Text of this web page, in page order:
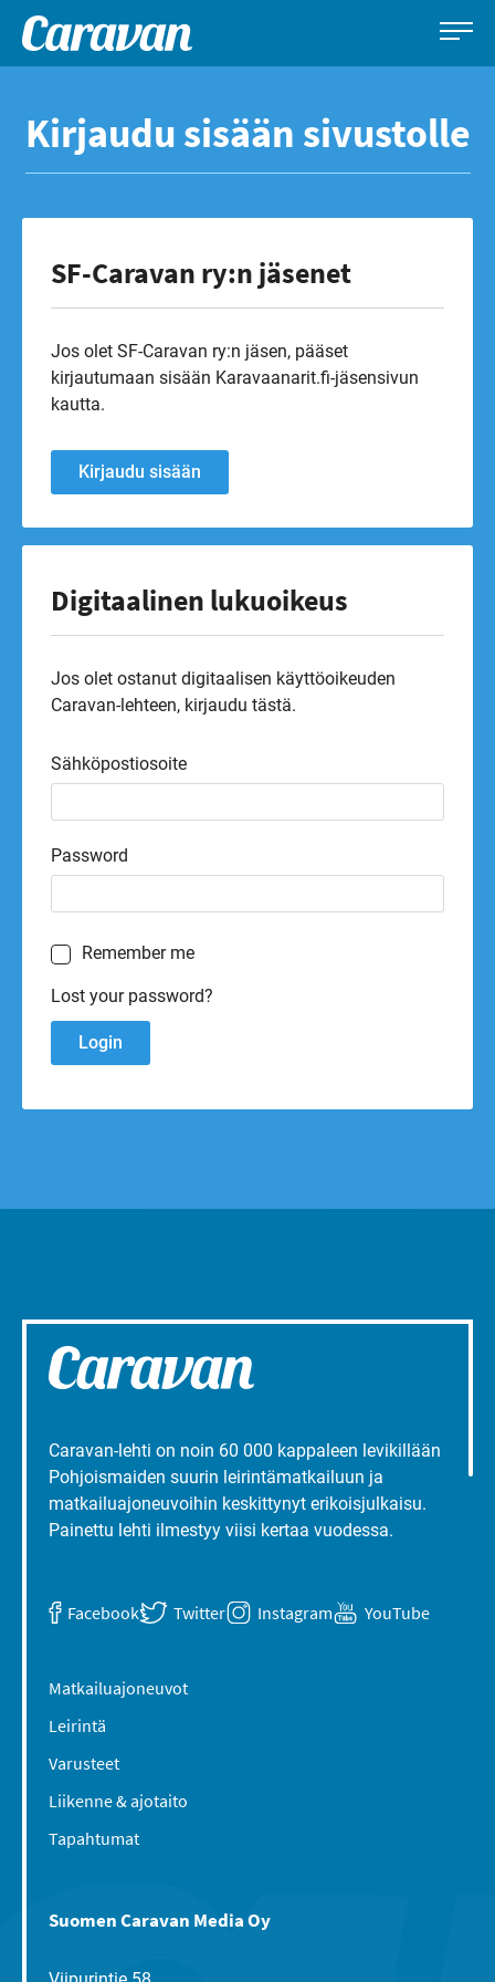
sisältöön
Caravan-
Leirintämatkailun
Kirjaudu sisään sivustolle
SF-Caravan ry:n jäsenet
Jos olet SF-Caravan ry:n jäsen, pääset
kirjautumaan sisään Karavaanarit.fi-jäsensivun
kautta.
Kirjaudu sisään
Digitaalinen lukuoikeus
Jos olet ostanut digitaalisen käyttöoikeuden
Caravan-lehteen, kirjaudu tästä.
Sähköpostiosoite
Password
Remember me
Lost your password?
Caravan-lehti on noin 60 000 kappaleen levikillään
Pohjoismaiden suurin leirintämatkailuun ja
matkailuajoneuvoihin keskittynyt erikoisjulkaisu.
Painettu lehti ilmestyy viisi kertaa vuodessa.
Facebook Twitter Instagram YouTube
Matkailuajoneuvot
Leirintä
Varusteet
Liikenne & ajotaito
Tapahtumat
Suomen Caravan Media Oy